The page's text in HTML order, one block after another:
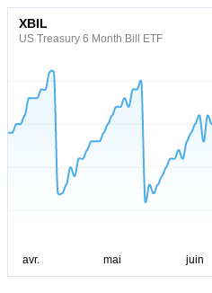
XBIL
US Treasury 6 Month Bill ETF